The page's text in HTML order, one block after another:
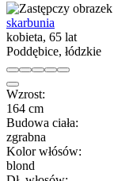
skarbunia
kobieta, 65 lat
Poddębice, łódzkie
Wzrost:
164 cm
Budowa ciała:
zgrabna
Kolor włósów:
blond